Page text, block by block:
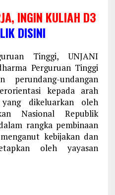
INGIN KULIAH D3
DISINI
Tinggi, UNJANI
Perguruan Tinggi
perundang-undangan
kepada arah
dikeluarkan oleh
Nasional Republik
rangka pembinaan
kebijakan dan
oleh yayasan